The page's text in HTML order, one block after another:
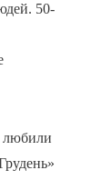
50-
любили